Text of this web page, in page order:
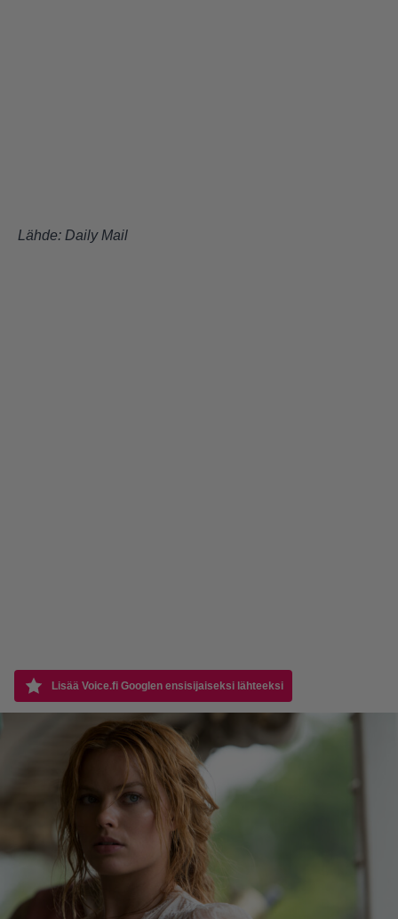
Lähde: Daily Mail
Lisää Voice.fi Googlen ensisijaiseksi lähteeksi